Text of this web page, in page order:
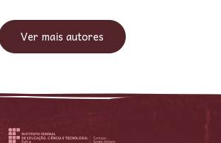
Ver mais autores